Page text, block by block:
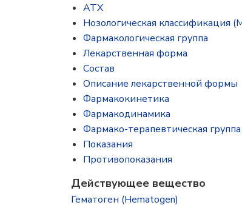
ATX
Нозологическая классификация
Фармакологическая группа
Лекарственная форма
Состав
Описание лекарственной формы
Фармакокинетика
Фармакодинамика
Фармако-терапевтическая группа
Показания
Противопоказания
Действующее вещество
Гематоген (Hematogen)